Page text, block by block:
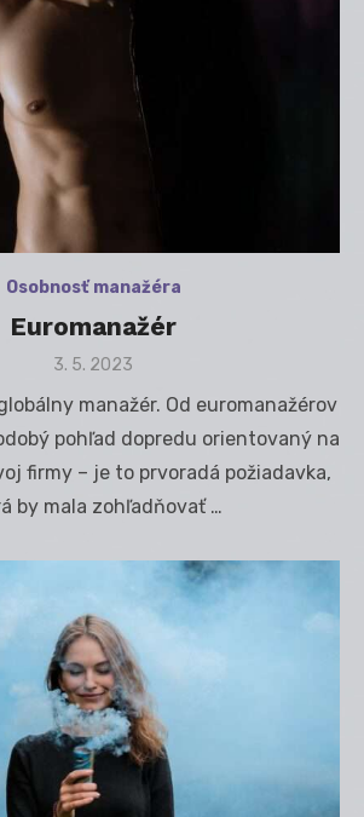
Osobnosť manažéra
Euromanažér
Posted
3. 5. 2023
manažér. Od euromanažérov
pohľad dopredu orientovaný na
firmy – je to prvoradá požiadavka,
by mala zohľadňovať …